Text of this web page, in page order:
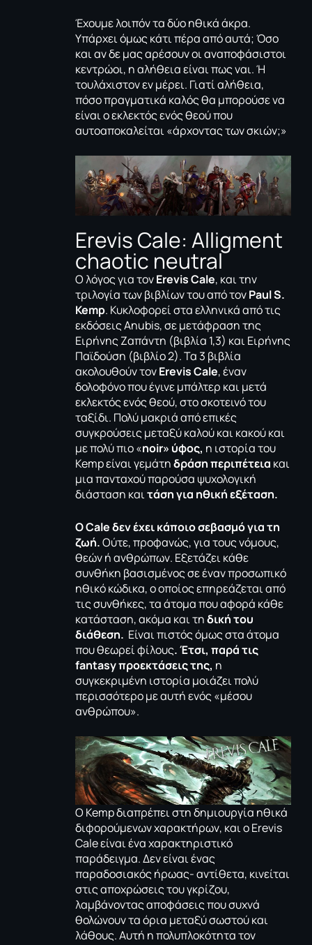
Έχουμε λοιπόν τα δύο ηθικά άκρα.
Υπάρχει όμως κάτι πέρα από αυτά; Όσο
και αν δε μας αρέσουν οι αναποφάσιστοι
κεντρώοι, η αλήθεια είναι πως ναι. Ή
τουλάχιστον εν μέρει. Γιατί αλήθεια,
πόσο πραγματικά καλός θα μπορούσε να
είναι ο εκλεκτός ενός θεού που
αυτοαποκαλείται «άρχοντας των σκιών;»
Εrevis Cale: Alligment
chaotic neutral
Ο λόγος για τονErevisCale, και την
τριλογία των βιβλίων του από τονPaul S.
Kemp. Κυκλοφορεί στα ελληνικά από τις
εκδόσεις Anubis, σε μετάφραση της
Ειρήνης Ζαπάντη (βιβλία 1,3) και Ειρήνης
Παϊδούση (βιβλίο 2). Τα 3 βιβλία
ακολουθούν τονErevisCale, έναν
δολοφόνο που έγινε μπάλτερ και μετά
εκλεκτός ενός θεού, στο σκοτεινό του
ταξίδι. Πολύ μακριά από επικές
συγκρούσεις μεταξύ καλού και κακού και
με πολύ πιο «noir» ύφος, η ιστορία του
Kemp είναι γεμάτηδράση περιπέτεια και
μια πανταχού παρούσα ψυχολογική
διάσταση καιτάση για ηθική εξέταση.
Ο Cale δεν έχει κάποιο σεβασμό για τη
ζωή.Ούτε, προφανώς, για τους νόμους,
θεών ή ανθρώπων. Εξετάζει κάθε
συνθήκη βασισμένος σε έναν προσωπικό
ηθικό κώδικα, ο οποίος επηρεάζεται από
τις συνθήκες, τα άτομα που αφορά κάθε
κατάσταση, ακόμα και τηδική του
διάθεση. Είναι πιστός όμως στα άτομα
που θεωρεί φίλους. Έτσι, παρά τις
fantasy προεκτάσεις της, η
συγκεκριμένη ιστορία μοιάζει πολύ
περισσότερο με αυτή ενός «μέσου
ανθρώπου».
Ο Kemp διαπρέπει στη δημιουργία ηθικά
διφορούμενων χαρακτήρων, και ο Erevis
Cale είναι ένα χαρακτηριστικό
παράδειγμα. Δεν είναι ένας
παραδοσιακός ήρωας- αντίθετα, κινείται
στις αποχρώσεις του γκρίζου,
λαμβάνοντας αποφάσεις που συχνά
θολώνουν τα όρια μεταξύ σωστού και
λάθους. Αυτή η πολυπλοκότητα τον